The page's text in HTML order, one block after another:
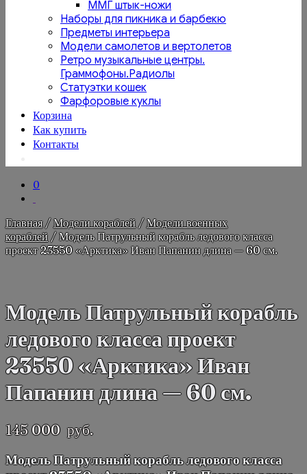
ММГ штык-ножи
Наборы для пикника и барбекю
Предметы интерьера
Модели самолетов и вертолетов
Ретро музыкальные центры.
Граммофоны.Радиолы
Статуэтки кошек
Фарфоровые куклы
Корзина
Как купить
Контакты
0
Главная/Модели кораблей /Модели военных
кораблей / Модель Патрульный корабль ледового класса
проект 23550 «Арктика» Иван Папанин длина — 60 см.
Модель Патрульный корабль
ледового класса проект
23550 «Арктика» Иван
Папанин длина — 60 см.
145 000 руб.
Модель Патрульный корабль ледового класса